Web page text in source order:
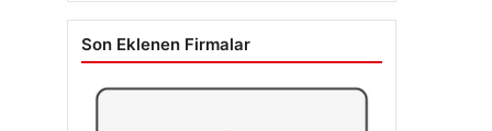
Son Eklenen Firmalar